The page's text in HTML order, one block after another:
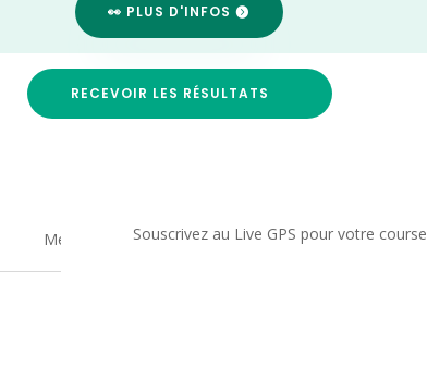
👀 PLUS D'INFOS
RECEVOIR LES RÉSULTATS
Medias Souscrivez au Live GPS pour votre course